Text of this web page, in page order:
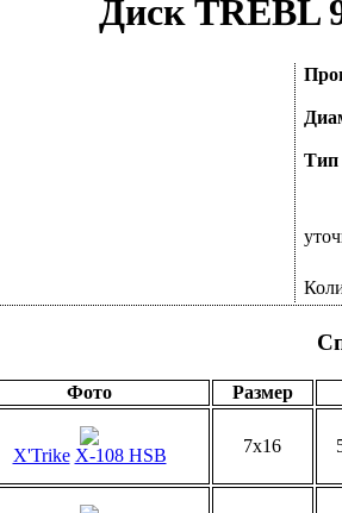
Диск TREBL
Тип
Фото Размер
X'Trike X-108 HSB 7x16